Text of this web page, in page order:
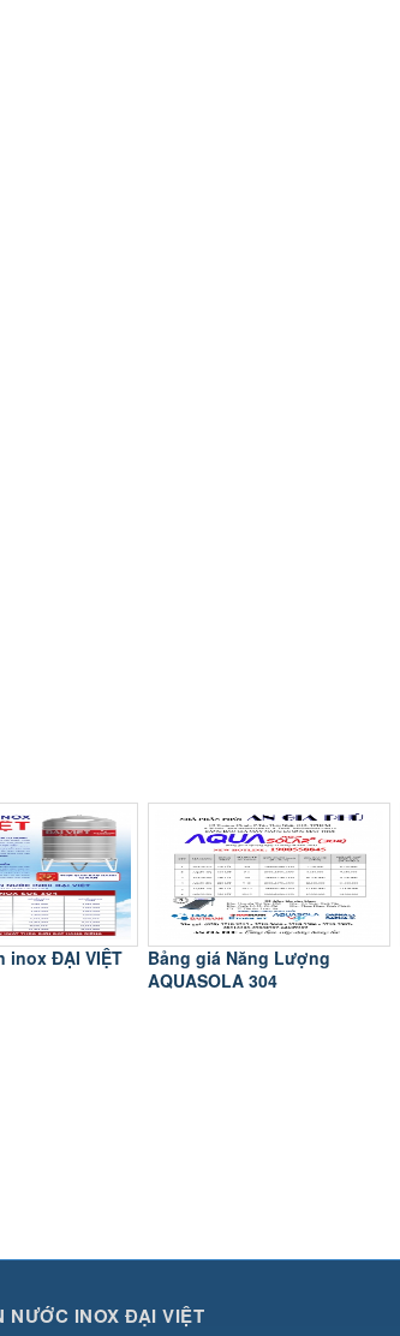
inox ĐẠI VIỆT
Bảng giá Năng Lượng
AQUASOLA 304
NƯỚC INOX ĐẠI VIỆT